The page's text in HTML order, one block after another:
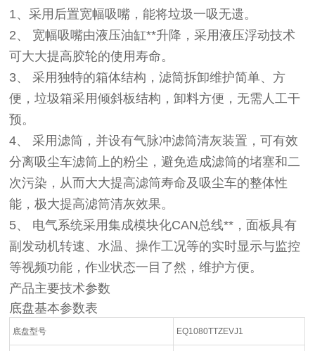
1、采用后置宽幅吸嘴，能将垃圾一吸无遗。
2、 宽幅吸嘴由液压油缸**升降，采用液压浮动技术
可大大提高胶轮的使用寿命。
3、 采用独特的箱体结构，滤筒拆卸维护简单、方
便，垃圾箱采用倾斜板结构，卸料方便，无需人工干
预。
4、 采用滤筒，并设有气脉冲滤筒清灰装置，可有效
分离吸尘车滤筒上的粉尘，避免造成滤筒的堵塞和二
次污染，从而大大提高滤筒寿命及吸尘车的整体性
能，极大提高滤筒清灰效果。
5、 电气系统采用集成模块化CAN总线**，面板具有
副发动机转速、水温、操作工况等的实时显示与监控
等视频功能，作业状态一目了然，维护方便。
产品主要技术参数
底盘基本参数表
底盘型号 EQ1080TTZEVJ1